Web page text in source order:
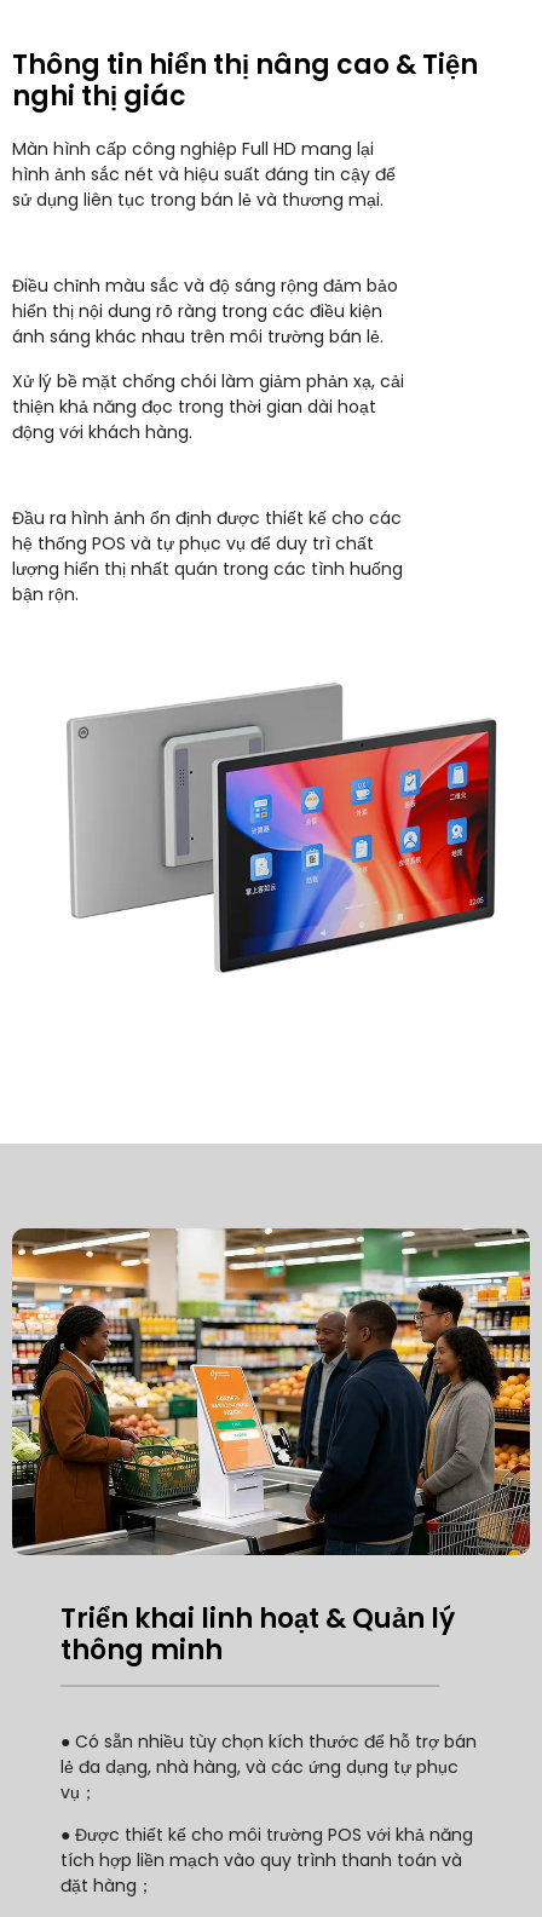
Thông tin hiển thị nâng cao & Tiện
nghi thị giác
Màn hình cấp công nghiệp Full HD mang lại
hình ảnh sắc nét và hiệu suất đáng tin cậy để
sử dụng liên tục trong bán lẻ và thương mại.
Điều chỉnh màu sắc và độ sáng rộng đảm bảo
hiển thị nội dung rõ ràng trong các điều kiện
ánh sáng khác nhau trên môi trường bán lẻ.
Xử lý bề mặt chống chói làm giảm phản xạ, cải
thiện khả năng đọc trong thời gian dài hoạt
động với khách hàng.
Đầu ra hình ảnh ổn định được thiết kế cho các
hệ thống POS và tự phục vụ để duy trì chất
lượng hiển thị nhất quán trong các tình huống
bận rộn.
Triển khai linh hoạt & Quản lý
thông minh
● Có sẵn nhiều tùy chọn kích thước để hỗ trợ bán
lẻ đa dạng, nhà hàng, và các ứng dụng tự phục
vụ；
● Được thiết kế cho môi trường POS với khả năng
tích hợp liền mạch vào quy trình thanh toán và
đặt hàng；